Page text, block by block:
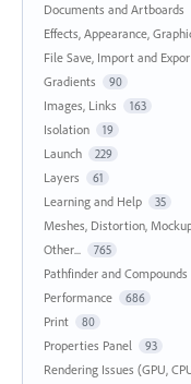
Documents and Artboards
Effects, Appearance,
File Save, Import and
Gradients 90
Images, Links 163
Isolation 19
Launch 229
Layers 61
Learning and Help 35
Meshes, Distortion,
Other... 765
Pathfinder and Compounds
Performance 686
Print 80
Properties Panel 93
Rendering Issues (GPU,